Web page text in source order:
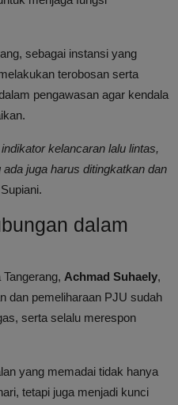
sebagai instansi yang
terobosan serta
pengawasan agar kendala
kelancaran lalu lintas,
juga harus ditingkatkan dan
dalam
Achmad Suhaely,
dan pemeliharaan PJU sudah
serta selalu merespon
yang memadai tidak hanya
tetapi juga menjadi kunci